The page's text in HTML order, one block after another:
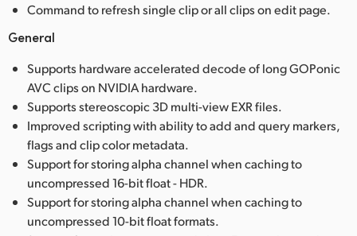
Command to refresh single clip or all clips on edit page.
General
Supports hardware accelerated decode of long GOPonic
AVC clips on NVIDIA hardware.
Supports stereoscopic 3D multi-view EXR files.
Improved scripting with ability to add and query markers,
flags and clip color metadata.
Support for storing alpha channel when caching to
uncompressed 16-bit float - HDR.
Support for storing alpha channel when caching to
uncompressed 10-bit float formats.